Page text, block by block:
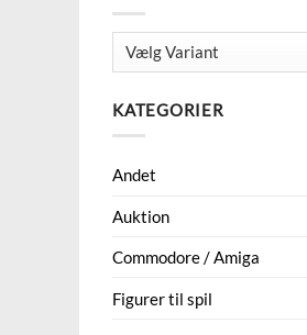
KATEGORIER
Andet
Auktion
Commodore / Amiga
Figurer til spil